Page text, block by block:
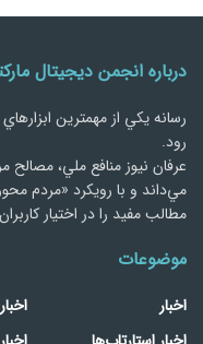
درباره انجمن دیجیتال
رسانه يكي از مهمترین
رود.
عرفان نیوز منافع ملي، مصالح
مي‌داند و با رويكرد «مردم‌
مطالب مفید را در اختیار
موضوعات
اخبار